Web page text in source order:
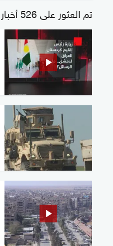
تم العثور على 526 أخبار "قسد"